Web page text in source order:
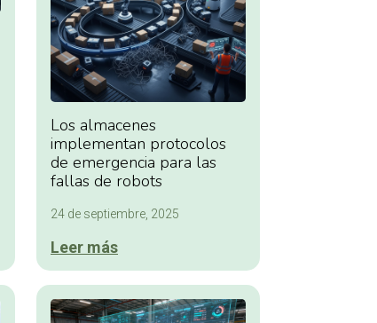
Los almacenes
implementan protocolos
de emergencia para las
fallas de robots
24 de septiembre, 2025
Leer más